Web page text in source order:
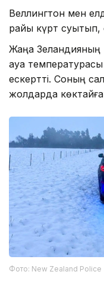
Веллингтон мен
райы күрт суытып,
Жаңа Зеландияның
ауа температурасы
ескертті. Соның
жолдарда
Фото: New Zealand Police